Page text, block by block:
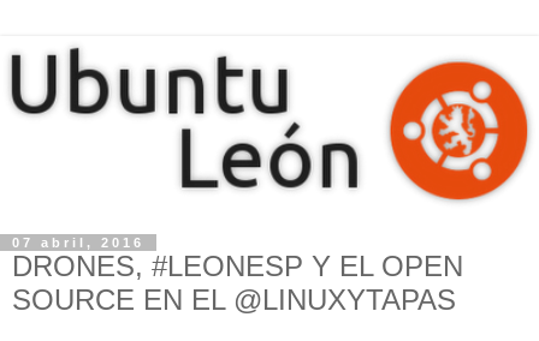
07 abril, 2016
DRONES, #LEONESP Y EL OPEN
SOURCE EN EL @LINUXYTAPAS